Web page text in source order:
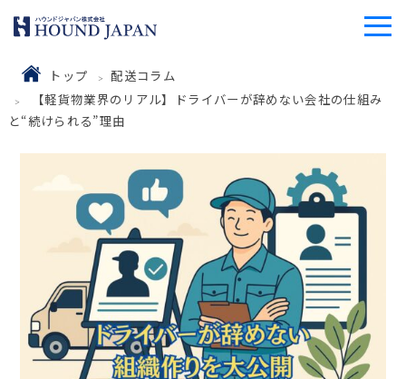
トップ
配送コラム
【軽貨物業界のリアル】ドライバーが辞めない会社の仕組み
と“続けられる”理由